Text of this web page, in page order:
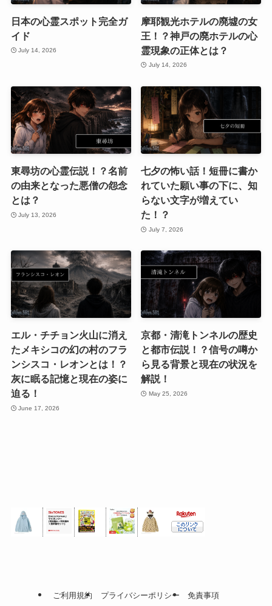
日本の心霊スポット完全ガ
イド
July 14, 2026
摩耶観光ホテルの廃墟の女
王！？神戸の廃ホテルの心
霊現象の正体とは？
July 14, 2026
東尋坊の心霊伝説！？名前
の由来となった悪僧の怨念
とは？
July 13, 2026
七夕の怖い話！短冊に書か
れていた願い事の下に、知
らない文字が増えてい
た！？
July 7, 2026
エル・チチョン火山に消え
たメキシコの幻の村のフラ
ンシスコ・レオンとは！？
灰に眠る記憶と現在の姿に
迫る！
June 17, 2026
京都・清滝トンネルの歴史
と都市伝説！？信号の噂か
ら見る背景と現在の状況を
解説！
May 25, 2026
ご利用規約 プライバシーポリシー 免責事項